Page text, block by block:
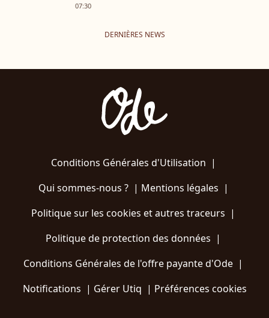
07:30
DERNIÈRES NEWS
Conditions Générales d'Utilisation |
Qui sommes-nous ?| Mentions légales |
Politique sur les cookies et autres traceurs |
Politique de protection des données |
Conditions Générales de l'offre payante d'Ode |
Notifications | Gérer Utiq | Préférences cookies